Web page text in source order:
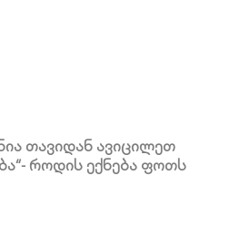
თავიდან ავიცილეთ
როდის ექნება ფოთს